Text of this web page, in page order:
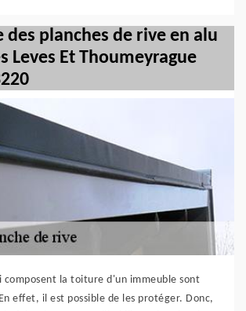
des planches de rive en alu
Leves Et Thoumeyrague
composent la toiture d'un immeuble sont
effet, il est possible de les protéger. Donc,